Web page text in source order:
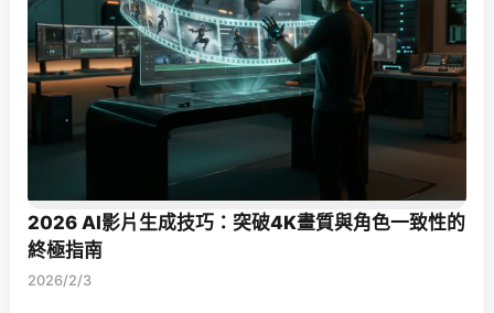
2026 AI影片生成技巧：突破4K畫質與角色一致性的
終極指南
2026/2/3